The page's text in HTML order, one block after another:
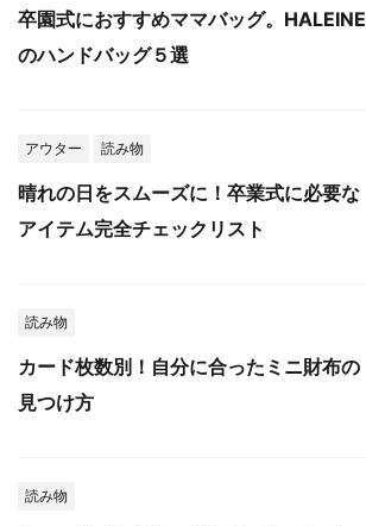
卒園式におすすめママバッグ。HALEINE
のハンドバッグ５選
アウター 読み物
晴れの日をスムーズに！卒業式に必要な
アイテム完全チェックリスト
読み物
カード枚数別！自分に合ったミニ財布の
見つけ方
読み物